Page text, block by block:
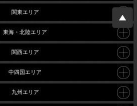
関東エリア
東海・北陸エリア
関西エリア
中四国エリア
九州エリア